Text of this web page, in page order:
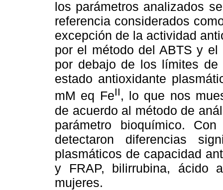
los parámetros analizados
referencia considerados
excepción de la actividad
por el método del ABTS y
por debajo de los límites de
estado antioxidante
mM eq FeII, lo que nos
de acuerdo al método de
parámetro bioquímico.
detectaron diferencias
plasmáticos de capacidad
y FRAP, bilirrubina, ácido
mujeres.